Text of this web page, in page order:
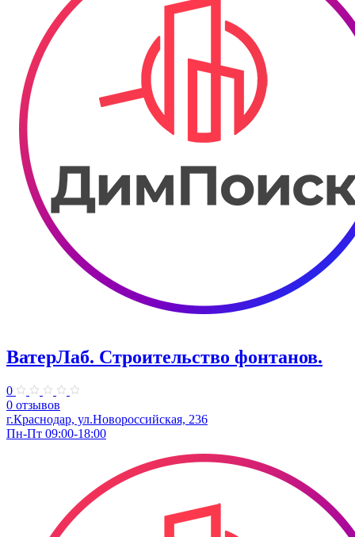
ВатерЛаб. Строительство фонтанов.
0
0 отзывов
г.Краснодар, ул.Новороссийская, 236
Пн-Пт 09:00-18:00